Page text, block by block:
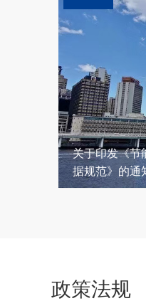
关于印发《节
据规范》的通
政策法规